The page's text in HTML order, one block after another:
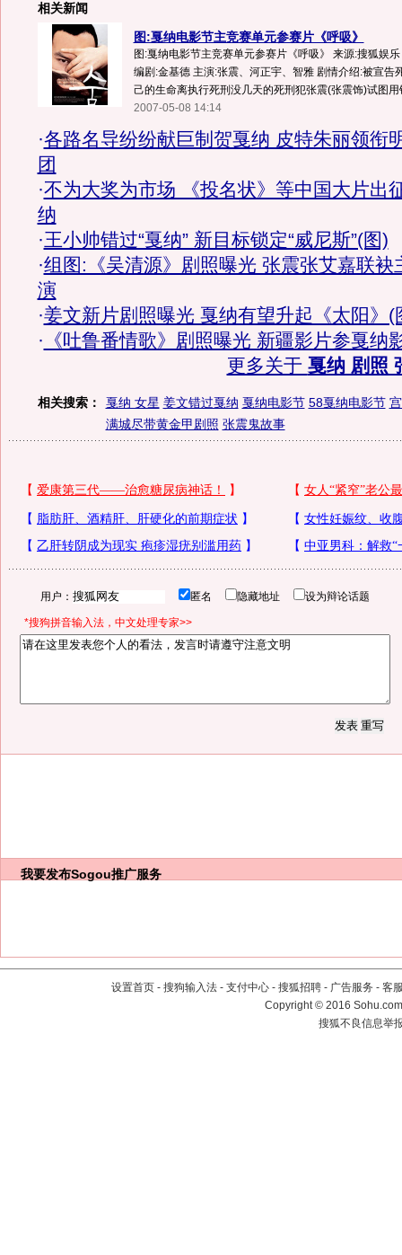
相关新闻
图:戛纳电影节主竞赛单元参赛片《呼吸》
图:戛纳电影节主竞赛单元参赛片《呼吸》 来源:搜狐娱
编剧:金基德 主演:张震、河正宇、智雅 剧情介绍:被宣告
己的生命离执行死刑没几天的死刑犯张震(张震饰)试图
2007-05-08 14:14
·各路名导纷纷献巨制贺戛纳 皮特朱丽领衔
团
·不为大奖为市场 《投名状》等中国大片出
纳
·王小帅错过“戛纳” 新目标锁定“威尼斯”(图)
·组图:《吴清源》剧照曝光 张震张艾嘉联袂
演
·姜文新片剧照曝光 戛纳有望升起《太阳》(
· 《吐鲁番情歌》剧照曝光 新疆影片参戛纳
更多关于戛纳 剧照
相关搜索： 戛纳 女星 姜文错过戛纳 戛纳电影节 58戛纳电影节
满城尽带黄金甲剧照 张震鬼故事
用户： 匿名 隐藏地址 设为辩论话题
*搜狗拼音输入法，中文处理专家>>
我要发布Sogou推广服务
设置首页 - 搜狗输入法 - 支付中心 - 搜狐招聘 - 广告服务 - 客
Copyright©2016
搜狐不良信息举